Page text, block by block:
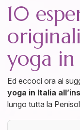
10
yoga
Ed eccoci ora ai
yoga in Italia
lungo tutta la